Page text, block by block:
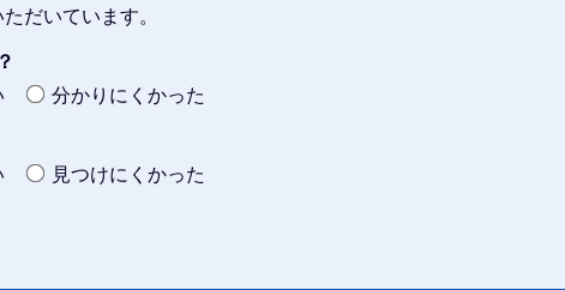
だいています。
分かりにくかった
見つけにくかった